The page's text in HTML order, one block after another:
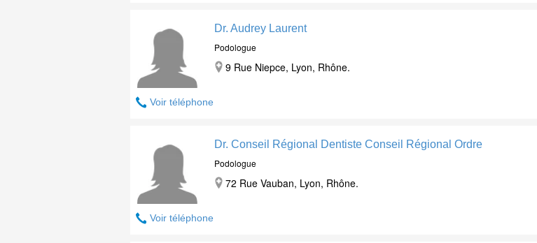
Voir téléphone
Dr. Audrey Laurent
Podologue
9 Rue Niepce, Lyon, Rhône.
Voir téléphone
Dr. Conseil Régional Dentiste Conseil Régional Ordre
Podologue
72 Rue Vauban, Lyon, Rhône.